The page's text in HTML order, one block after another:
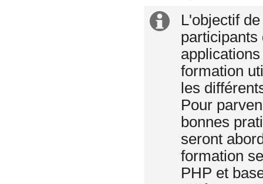
conférence
horaires
sont
Europe/Paris
Information
L'objectif
participants
formation
les
Pour
bonnes
seront
formation
PHP et